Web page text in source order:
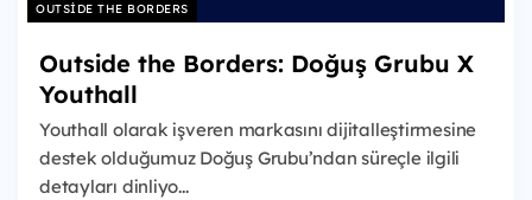
OUTSIDE THE BORDERS
Outside the Borders: Doğuş Grubu X
Youthall
Youthall olarak işveren markasını dijitalleştirmesine
destek olduğumuz Doğuş Grubu’ndan süreçle ilgili
detayları dinliyo...